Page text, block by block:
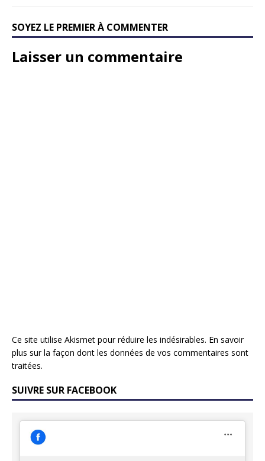
SOYEZ LE PREMIER À COMMENTER
Laisser un commentaire
Ce site utilise Akismet pour réduire les indésirables. En savoir
plus sur la façon dont les données de vos commentaires sont
traitées.
SUIVRE SUR FACEBOOK